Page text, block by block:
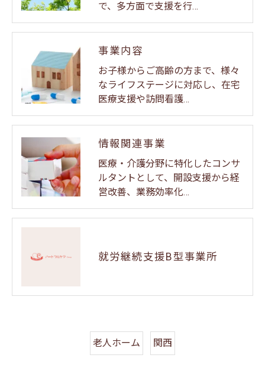
で、多方面で支援を行…
事業内容
お子様からご高齢の方まで、様々
なライフステージに対応し、在宅
医療支援や訪問看護…
情報関連事業
医療・介護分野に特化したコンサ
ルタントとして、開設支援から経
営改善、業務効率化…
就労継続支援B型事業所
老人ホーム 関西